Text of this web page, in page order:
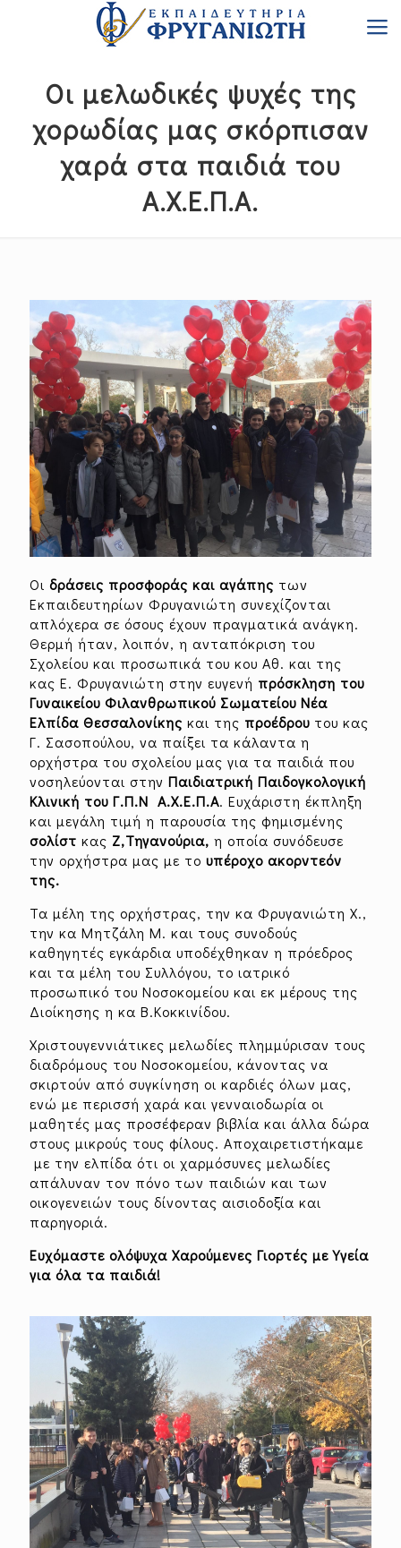
Οι μελωδικές ψυχές της
χορωδίας μας σκόρπισαν
χαρά στα παιδιά του
Α.Χ.Ε.Π.Α.
Οι δράσεις προσφοράς και αγάπης των
Εκπαιδευτηρίων Φρυγανιώτη συνεχίζονται
απλόχερα σε όσους έχουν πραγματικά ανάγκη.
Θερμή ήταν, λοιπόν, η ανταπόκριση του
Σχολείου και προσωπικά του κου Αθ. και της
κας Ε. Φρυγανιώτη στην ευγενή πρόσκληση του
Γυναικείου Φιλανθρωπικού Σωματείου Νέα
Ελπίδα Θεσσαλονίκης και της προέδρου του κας
Γ. Σασοπούλου, να παίξει τα κάλαντα η
ορχήστρα του σχολείου μας για τα παιδιά που
νοσηλεύονται στην Παιδιατρική Παιδογκολογική
Κλινική του Γ.Π.Ν Α.Χ.Ε.Π.Α. Ευχάριστη έκπληξη
και μεγάλη τιμή η παρουσία της φημισμένης
σολίστ κας Ζ,Τηγανούρια, η οποία συνόδευσε
την ορχήστρα μας με το υπέροχο ακορντεόν
της.
Τα μέλη της ορχήστρας, την κα Φρυγανιώτη Χ.,
την κα Μητζάλη Μ. και τους συνοδούς
καθηγητές εγκάρδια υποδέχθηκαν η πρόεδρος
και τα μέλη του Συλλόγου, το ιατρικό
προσωπικό του Νοσοκομείου και εκ μέρους της
Διοίκησης η κα Β.Κοκκινίδου.
Χριστουγεννιάτικες μελωδίες πλημμύρισαν τους
διαδρόμους του Νοσοκομείου, κάνοντας να
σκιρτούν από συγκίνηση οι καρδιές όλων μας,
ενώ με περισσή χαρά και γενναιοδωρία οι
μαθητές μας προσέφεραν βιβλία και άλλα δώρα
στους μικρούς τους φίλους. Αποχαιρετιστήκαμε
με την ελπίδα ότι οι χαρμόσυνες μελωδίες
απάλυναν τον πόνο των παιδιών και των
οικογενειών τους δίνοντας αισιοδοξία και
παρηγοριά.
Ευχόμαστε ολόψυχα Χαρούμενες Γιορτές με Υγεία
για όλα τα παιδιά!